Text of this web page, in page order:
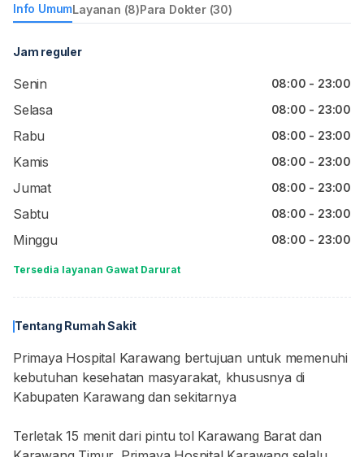
Info UmumLayanan (8)Para Dokter (30)
Jam reguler
Senin 08:00 - 23:00
Selasa 08:00 - 23:00
Rabu 08:00 - 23:00
Kamis 08:00 - 23:00
Jumat 08:00 - 23:00
Sabtu 08:00 - 23:00
Minggu 08:00 - 23:00
Tersedia layanan Gawat Darurat
Tentang Rumah Sakit
Primaya Hospital Karawang bertujuan untuk memenuhi
kebutuhan kesehatan masyarakat, khususnya di
Kabupaten Karawang dan sekitarnya
Terletak 15 menit dari pintu tol Karawang Barat dan